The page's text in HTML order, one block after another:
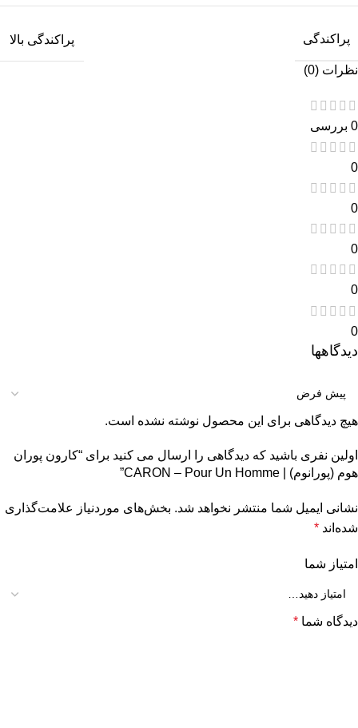
پراکندگی پراکندگی بالا
نظرات (0)
0 بررسی
0
0
0
0
0
دیدگاهها
هیچ دیدگاهی برای این محصول نوشته نشده است.
اولین نفری باشید که دیدگاهی را ارسال می کنید برای “کارون پوران
هوم (پورانوم) | CARON – Pour Un Homme”
نشانی ایمیل شما منتشر نخواهد شد. بخش‌های موردنیاز علامت‌گذاری
شده‌اند *
امتیاز شما
دیدگاه شما *